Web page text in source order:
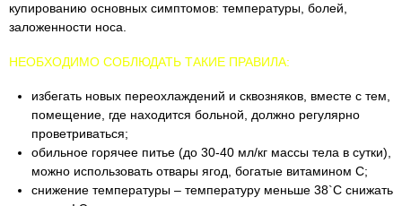
купированию основных симптомов: температуры, болей,
заложенности носа.
НЕОБХОДИМО СОБЛЮДАТЬ ТАКИЕ ПРАВИЛА:
избегать новых переохлаждений и сквозняков, вместе с тем,
помещение, где находится больной, должно регулярно
проветриваться;
обильное горячее питье (до 30-40 мл/кг массы тела в сутки),
можно использовать отвары ягод, богатые витамином С;
снижение температуры – температуру меньше 38`С снижать